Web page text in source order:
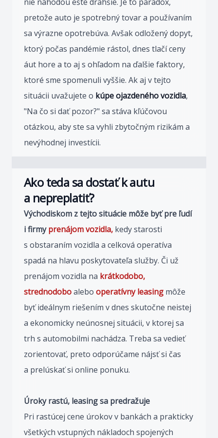
pretože auto je spotrebný tovar a používaním
sa výrazne opotrebúva. Avšak odložený dopyt,
ktorý počas pandémie rástol, dnes tlačí ceny
áut hore a to aj s ohľadom na ďalšie faktory,
ktoré sme spomenuli vyššie. Ak aj v tejto
situácii uvažujete o kúpe ojazdeného vozidla,
"Na čo si dať pozor?" sa stáva kľúčovou
otázkou, aby ste sa vyhli zbytočným rizikám a
nevýhodnej investícii.
Ako teda sa dostať k autu
a nepreplatiť?
Východiskom z tejto situácie môže byť pre ľudí
i firmyprenájom vozidla, kedy starosti
s obstaraním vozidla a celková operatíva
spadá na hlavu poskytovateľa služby. Či už
prenájom vozidla na krátkodobo,
strednodoboalebo operatívny leasing môže
byť ideálnym riešením v dnes skutočne neistej
a ekonomicky neúnosnej situácii, v ktorej sa
trh s automobilmi nachádza. Treba sa vedieť
zorientovať, preto odporúčame nájsť si čas
a prelúskať si online ponuku.
Úroky rastú, leasing sa predražuje
Pri rastúcej cene úrokov v bankách a prakticky
všetkých vstupných nákladoch spojených